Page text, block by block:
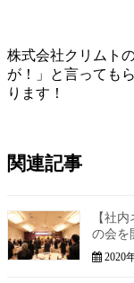
株式会社クリムト
が！」と言っても
ります！
関連記事
【社
の会を
2020